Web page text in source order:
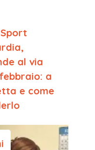
al via
a
e come